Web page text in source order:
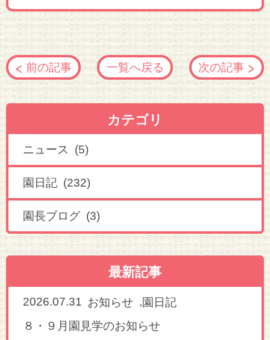
前の記事 一覧へ戻る 次の記事
カテゴリ
ニュース (5)
園日記 (232)
園長ブログ (3)
最新記事
2026.07.31 お知らせ ,園日記
８・９月園見学のお知らせ